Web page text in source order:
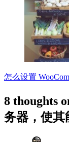
怎么设置
8 thoughts
务器，使其